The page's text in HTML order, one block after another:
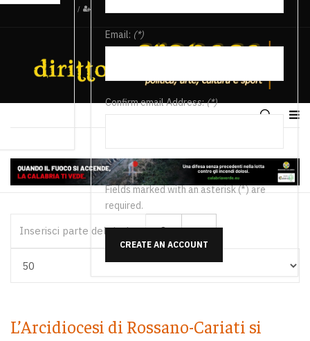
/
Email: (*)
Confirm email Address:(*)
Fields marked with an asterisk (*) are
required.
CREATE AN ACCOUNT
L’Arcidiocesi di Rossano-Cariati si